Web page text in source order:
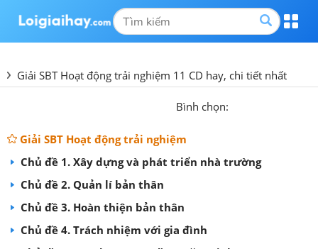
Giải SBT Hoạt động trải nghiệm 11 CD hay, chi tiết nhất
Bình chọn:
Giải SBT Hoạt động trải nghiệm
Chủ đề 1. Xây dựng và phát triển nhà trường
Chủ đề 2. Quản lí bản thân
Chủ đề 3. Hoàn thiện bản thân
Chủ đề 4. Trách nhiệm với gia đình